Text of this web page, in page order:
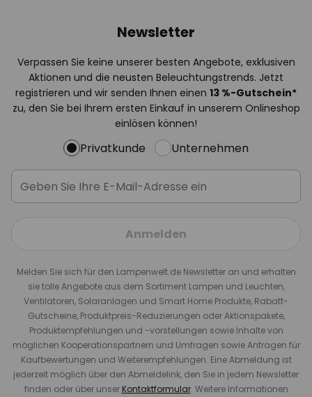
Newsletter
Verpassen Sie keine unserer besten Angebote, exklusiven
Aktionen und die neusten Beleuchtungstrends. Jetzt
registrieren und wir senden Ihnen einen 13 %-Gutschein*
zu, den Sie bei Ihrem ersten Einkauf in unserem Onlineshop
einlösen können!
Privatkunde Unternehmen
Anmelden
Melden Sie sich für den Lampenwelt.de Newsletter an und erhalten
sie tolle Angebote aus dem Sortiment Lampen und Leuchten,
Ventilatoren, Solaranlagen und Smart Home Produkte, Rabatt-
Gutscheine, Produktpreis-Reduzierungen oder Aktionspakete,
Produktempfehlungen und -vorstellungen sowie Inhalte von
möglichen Kooperationspartnern und Umfragen sowie Anfragen für
Kaufbewertungen und Weiterempfehlungen. Eine Abmeldung ist
jederzeit möglich über den Abmeldelink, den Sie in jedem Newsletter
finden oder über unser Kontaktformular. Weitere Informationen